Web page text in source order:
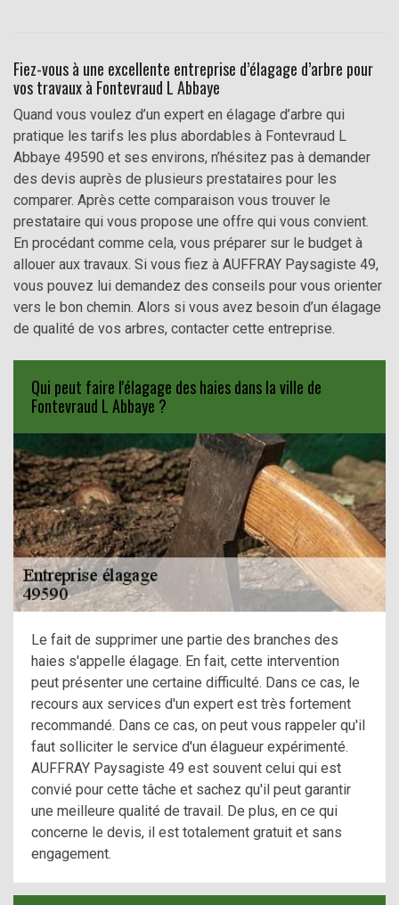
Fiez-vous à une excellente entreprise d’élagage d’arbre pour
vos travaux à Fontevraud L Abbaye
Quand vous voulez d’un expert en élagage d’arbre qui
pratique les tarifs les plus abordables à Fontevraud L
Abbaye 49590 et ses environs, n’hésitez pas à demander
des devis auprès de plusieurs prestataires pour les
comparer. Après cette comparaison vous trouver le
prestataire qui vous propose une offre qui vous convient.
En procédant comme cela, vous préparer sur le budget à
allouer aux travaux. Si vous fiez à AUFFRAY Paysagiste 49,
vous pouvez lui demandez des conseils pour vous orienter
vers le bon chemin. Alors si vous avez besoin d’un élagage
de qualité de vos arbres, contacter cette entreprise.
Qui peut faire l'élagage des haies dans la ville de
Fontevraud L Abbaye ?
Le fait de supprimer une partie des branches des
haies s'appelle élagage. En fait, cette intervention
peut présenter une certaine difficulté. Dans ce cas, le
recours aux services d'un expert est très fortement
recommandé. Dans ce cas, on peut vous rappeler qu'il
faut solliciter le service d'un élagueur expérimenté.
AUFFRAY Paysagiste 49 est souvent celui qui est
convié pour cette tâche et sachez qu'il peut garantir
une meilleure qualité de travail. De plus, en ce qui
concerne le devis, il est totalement gratuit et sans
engagement.